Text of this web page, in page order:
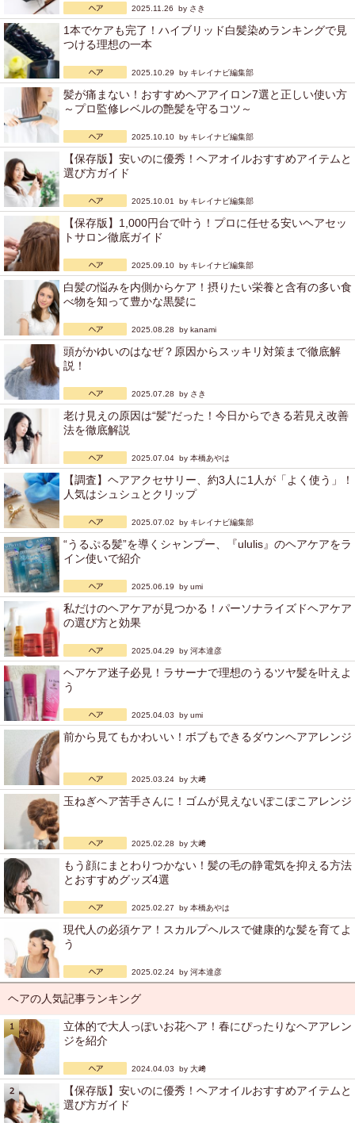
2025.11.26 by さき
1本でケアも完了！ハイブリッド白髪染めランキングで見
つける理想の一本
2025.10.29 by キレイナビ編集部
髪が痛まない！おすすめヘアアイロン7選と正しい使い方
～プロ監修レベルの艶髪を守るコツ～
2025.10.10 by キレイナビ編集部
【保存版】安いのに優秀！ヘアオイルおすすめアイテムと
選び方ガイド
2025.10.01 by キレイナビ編集部
【保存版】1,000円台で叶う！プロに任せる安いヘアセッ
トサロン徹底ガイド
2025.09.10 by キレイナビ編集部
白髪の悩みを内側からケア！摂りたい栄養と含有の多い食
べ物を知って豊かな黒髪に
2025.08.28 by kanami
頭がかゆいのはなぜ？原因からスッキリ対策まで徹底解
説！
2025.07.28 by さき
老け見えの原因は“髪”だった！今日からできる若見え改善
法を徹底解説
2025.07.04 by 本橋あやは
【調査】ヘアアクセサリー、約3人に1人が「よく使う」！
人気はシュシュとクリップ
2025.07.02 by キレイナビ編集部
“うるぷる髪”を導くシャンプー、『ululis』のヘアケアをラ
イン使いで紹介
2025.06.19 by umi
私だけのヘアケアが見つかる！パーソナライズドヘアケア
の選び方と効果
2025.04.29 by 河本達彦
ヘアケア迷子必見！ラサーナで理想のうるツヤ髪を叶えよ
う
2025.04.03 by umi
前から見てもかわいい！ボブもできるダウンヘアアレンジ
2025.03.24 by 大﨑
玉ねぎヘア苦手さんに！ゴムが見えないぽこぽこアレンジ
2025.02.28 by 大﨑
もう顔にまとわりつかない！髪の毛の静電気を抑える方法
とおすすめグッズ4選
2025.02.27 by 本橋あやは
現代人の必須ケア！スカルプヘルスで健康的な髪を育てよ
う
2025.02.24 by 河本達彦
ヘアの人気記事ランキング
立体的で大人っぽいお花ヘア！春にぴったりなヘアアレン
ジを紹介
2024.04.03 by 大﨑
【保存版】安いのに優秀！ヘアオイルおすすめアイテムと
選び方ガイド